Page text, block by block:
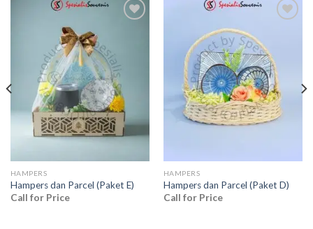
wishlist
HAMPERS
Hampers dan Parcel (Paket E)
Call for Price
Add to
wishlist
HAMPERS
Hampers dan Parcel (Paket D)
Call for Price